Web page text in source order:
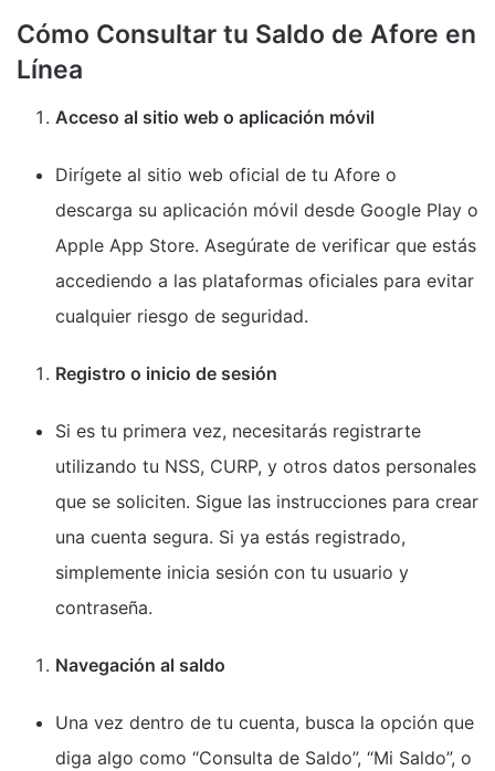
Cómo Consultar tu Saldo de Afore en
Línea
Acceso al sitio web o aplicación móvil
Dirígete al sitio web oficial de tu Afore o
descarga su aplicación móvil desde Google Play o
Apple App Store. Asegúrate de verificar que estás
accediendo a las plataformas oficiales para evitar
cualquier riesgo de seguridad.
Registro o inicio de sesión
Si es tu primera vez, necesitarás registrarte
utilizando tu NSS, CURP, y otros datos personales
que se soliciten. Sigue las instrucciones para crear
una cuenta segura. Si ya estás registrado,
simplemente inicia sesión con tu usuario y
contraseña.
Navegación al saldo
Una vez dentro de tu cuenta, busca la opción que
diga algo como “Consulta de Saldo”, “Mi Saldo”, o